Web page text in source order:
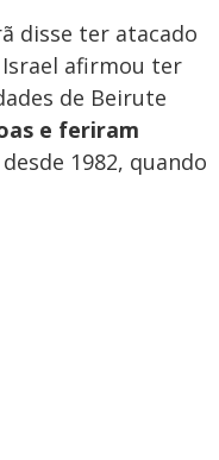
T
m
disse ter atacado
Israel afirmou ter
de Beirute
e feriram
1982, quando